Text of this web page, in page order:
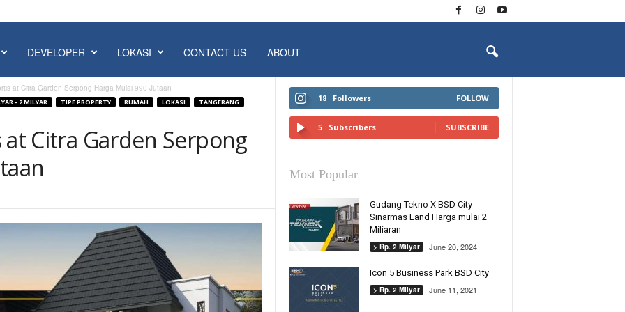
DEVELOPER LOKASI CONTACT US ABOUT
at Citra Garden Serpong Harga Mulai 990 Jutaan
- 2 MILYAR TIPE PROPERTY RUMAH LOKASI
TANGERANG
Citra Garden Serpong
18 Followers FOLLOW
5 Subscribers SUBSCRIBE
Most Popular
Gudang Tekno X BSD City
Sinarmas Land Harga mulai 2
Miliaran
> Rp. 2 Milyar June 20, 2024
Icon 5 Business Park BSD City
> Rp. 2 Milyar June 11, 2021